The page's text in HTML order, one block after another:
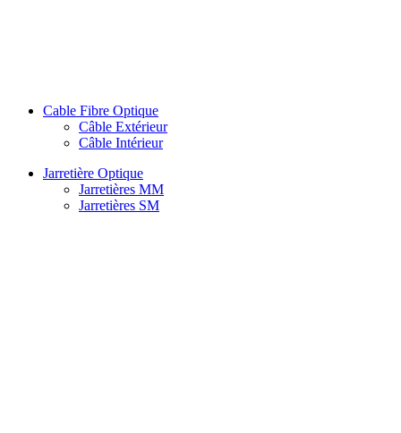
Cable Fibre Optique
Câble Extérieur
Câble Intérieur
Jarretière Optique
Jarretières MM
Jarretières SM